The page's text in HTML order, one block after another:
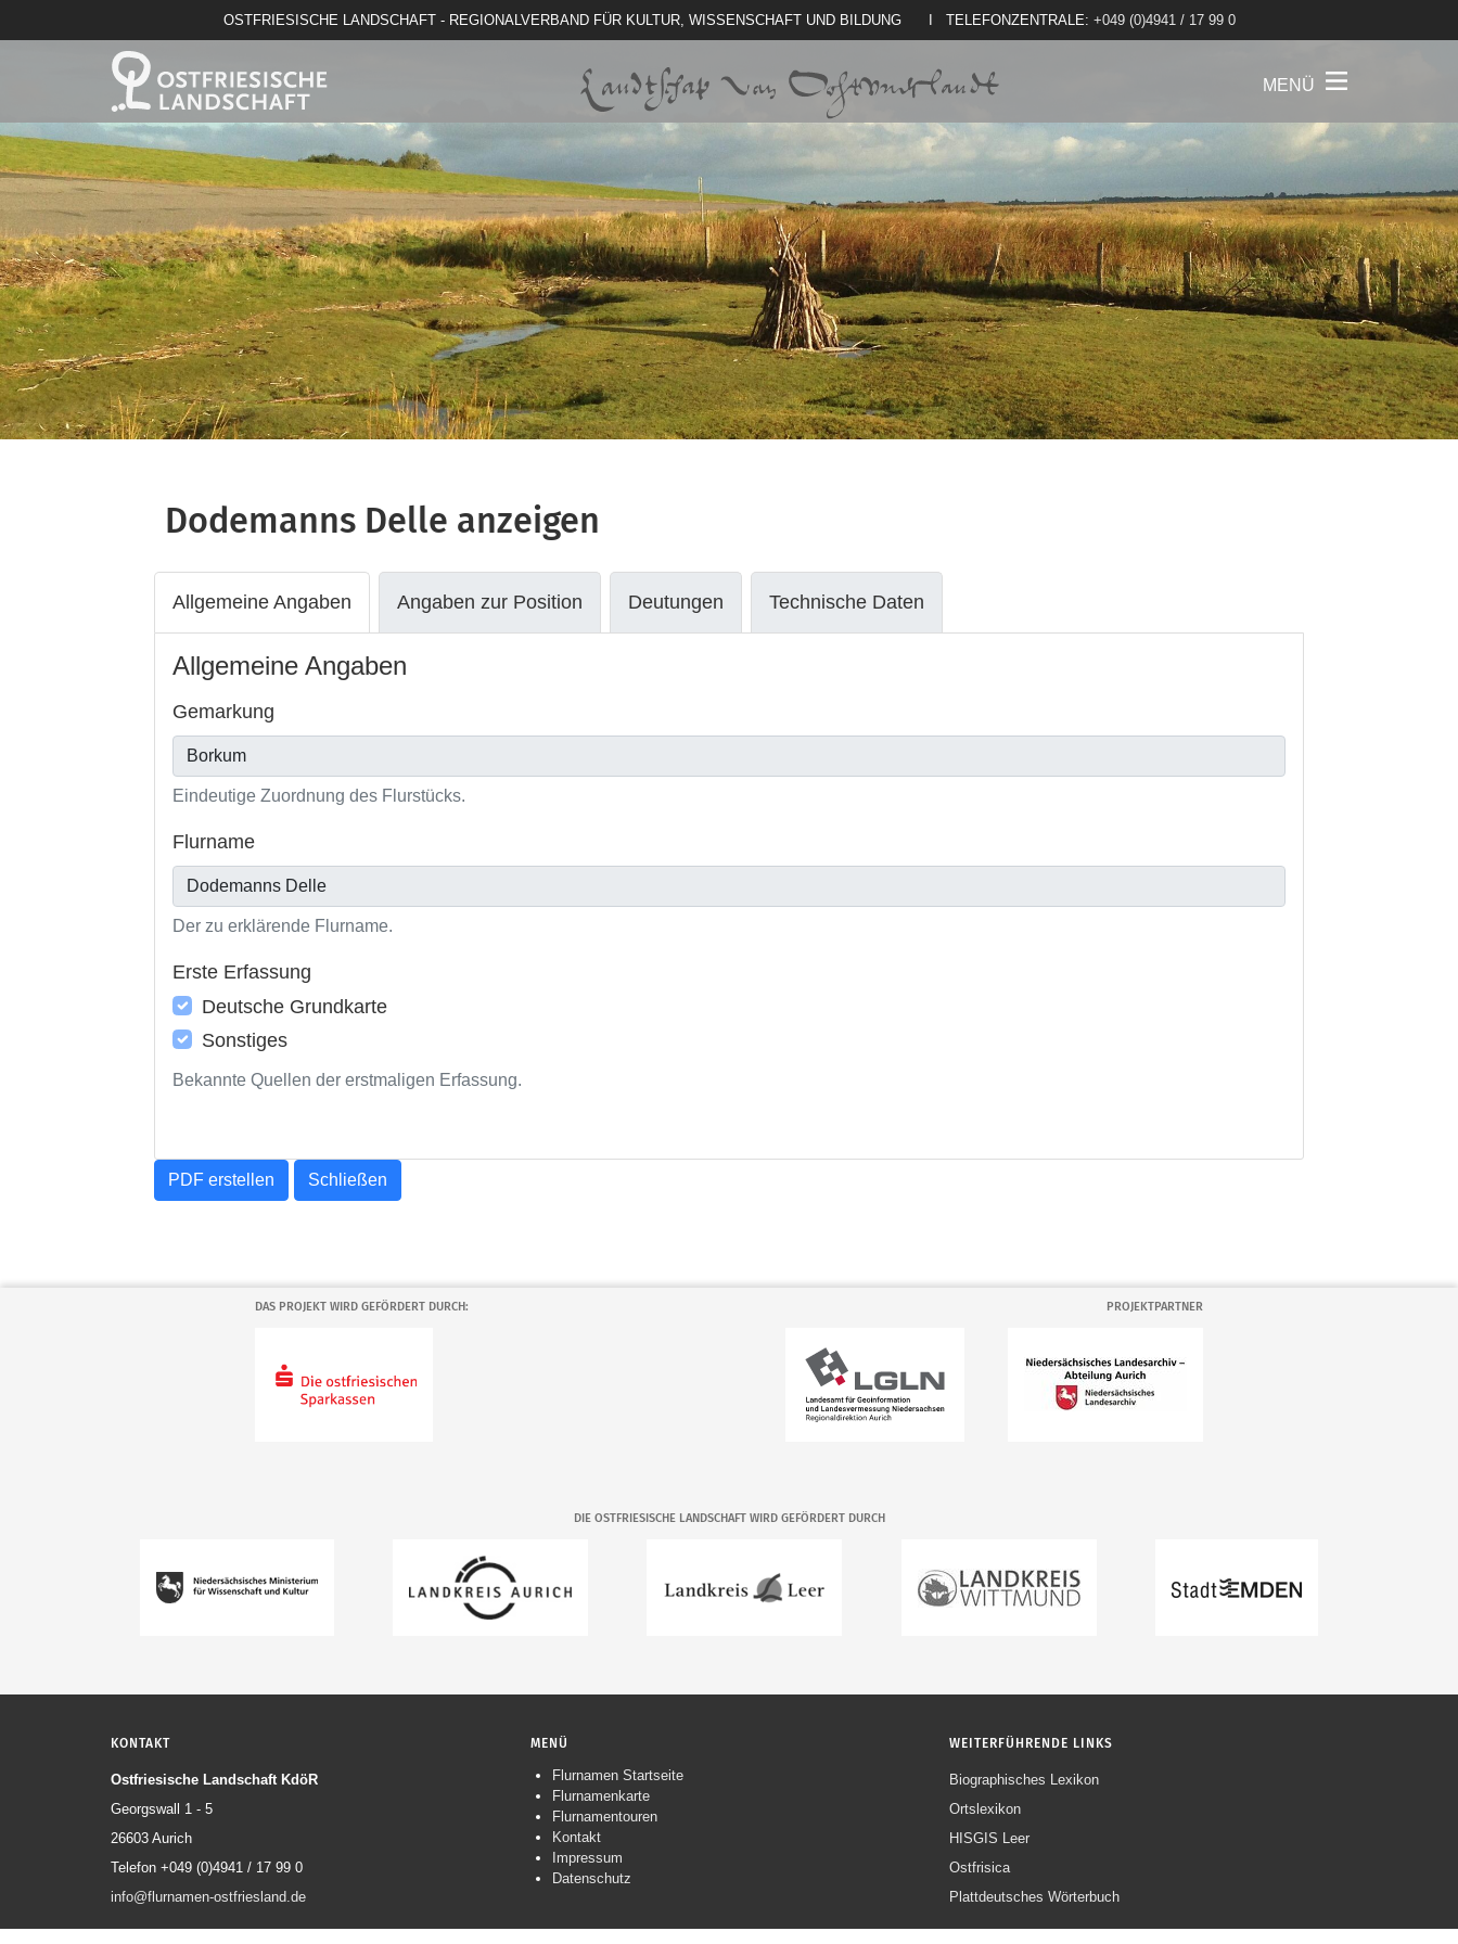
OSTFRIESISCHE LANDSCHAFT - REGIONALVERBAND FÜR KULTUR, WISSENSCHAFT UND BILDUNG I TELEFONZENTRALE: +049 (0)4941 / 17 99 0
MENÜ
Dodemanns Delle anzeigen
Allgemeine Angaben Angaben zur Position Deutungen Technische Daten
Allgemeine Angaben
Gemarkung
Eindeutige Zuordnung des Flurstücks.
Flurname
Der zu erklärende Flurname.
Erste Erfassung
Deutsche Grundkarte
Sonstiges
Bekannte Quellen der erstmaligen Erfassung.
PDF erstellen Schließen
DAS PROJEKT WIRD GEFÖRDERT DURCH: PROJEKTPARTNER
DIE OSTFRIESISCHE LANDSCHAFT WIRD GEFÖRDERT DURCH
KONTAKT
Ostfriesische Landschaft KdöR
Georgswall 1 - 5
26603 Aurich
Telefon +049 (0)4941 / 17 99 0
info@flurnamen-ostfriesland.de
MENÜ
Navigation
überspringen
Flurnamen Startseite
Flurnamenkarte
Flurnamentouren
Kontakt
Impressum
Datenschutz
WEITERFÜHRENDE LINKS
Biographisches Lexikon
Ortslexikon
HISGIS Leer
Ostfrisica
Plattdeutsches Wörterbuch